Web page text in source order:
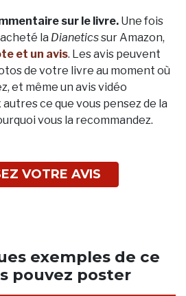
sur le livre. Une fois
la Dianeticssur Amazon,
et un avis. Les avis peuvent
de votre livre au moment où
et même un avis vidéo
ce que vous pensez de la
vous la recommandez.
VOTRE AVIS
exemples de ce
pouvez poster